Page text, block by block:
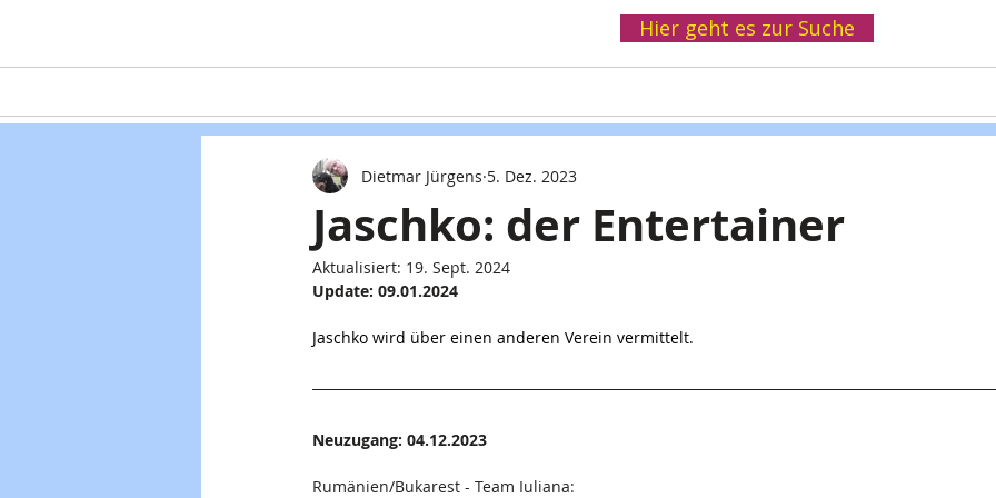
Hier geht es zur Suche
Jaschko: der Entertainer
Dietmar Jürgens 5. Dez. 2023
Aktualisiert: 19. Sept. 2024
Update: 09.01.2024
Jaschko wird über einen anderen Verein vermittelt.
Neuzugang: 04.12.2023
Rumänien/Bukarest - Team Iuliana: